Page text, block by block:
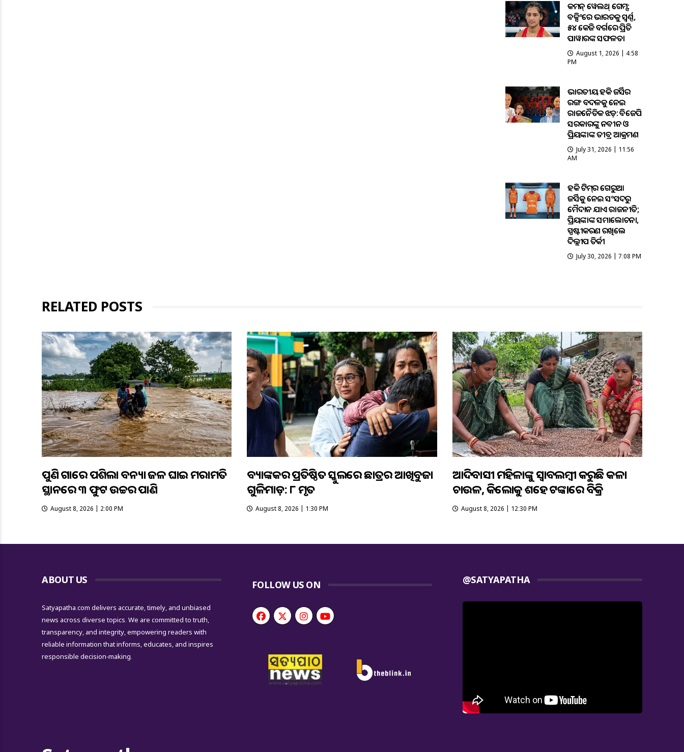
କମନ୍ ୱେଲଥ୍ ଗେମ୍ସ:
ବକ୍ସିଂରେ ଭାରତକୁ ସ୍ବର୍ଣ୍ଣ,
୫୪ କେଜି ବର୍ଗରେ ପ୍ରିତି
ପାୱାରଙ୍କ ସଫଳତା
August 1, 2026 | 4:58
PM
ଭାରତୀୟ ହକି ଜର୍ସିର
ରଙ୍ଗ ବଦଳକୁ ନେଇ
ରାଜନୈତିକ ଝଡ଼: ବିଜେପି
ସରକାରଙ୍କୁ ନବୀନ ଓ
ପ୍ରିୟଙ୍କାଙ୍କ ତୀବ୍ର ଆକ୍ରମଣ
July 31, 2026 | 11:56
AM
ହକି ଟିମ୍‌ର ଗେରୁଆ
ଜର୍ସିକୁ ନେଇ ସଂସଦରୁ
ମୈଦାନ ଯାଏଁ ରାଜନୀତି;
ପ୍ରିୟଙ୍କାଙ୍କ ସମାଲୋଚନା,
ସ୍ପଷ୍ଟୀକରଣ ରଖିଲେ
ଦିଲ୍ଲୀପ ତିର୍କୀ
July 30, 2026 | 7:08 PM
RELATED POSTS
ପୁଣି ଗାଁରେ ପଶିଲା ବନ୍ୟା ଜଳ ଘାଇ ମରାମତି
ସ୍ଥାନରେ ୩ ଫୁଟ ଉଚ୍ଚର ପାଣି
August 8, 2026 | 2:00 PM
ବ୍ୟାଙ୍କକର ପ୍ରତିଷ୍ଠିତ ସ୍କୁଲରେ ଛାତ୍ରର ଆଖିବୁଜା
ଗୁଳିମାଡ଼: ୮ ମୃତ
August 8, 2026 | 1:30 PM
ଆଦିବାସୀ ମହିଳାଙ୍କୁ ସ୍ଵାବଲମ୍ଵୀ କରୁଛି କଳା
ଚାଉଳ, କିଲୋକୁ ଶହେ ଟଙ୍କାରେ ବିକ୍ରି
August 8, 2026 | 12:30 PM
ABOUT US
Satyapatha.com delivers accurate, timely, and unbiased
news across diverse topics. We are committed to truth,
transparency, and integrity, empowering readers with
reliable information that informs, educates, and inspires
responsible decision-making.
FOLLOW US ON @SATYAPATHA